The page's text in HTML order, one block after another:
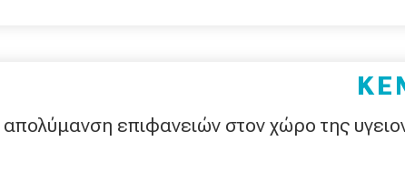
απολύμανση επιφανειών στον χώρο της